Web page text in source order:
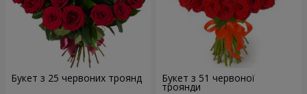
Букет з 25 червоних троянд Букет з 51 червоної
троянди